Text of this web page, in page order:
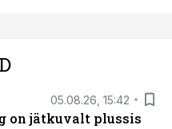
05.08.26, 15:42
on jätkuvalt plussis